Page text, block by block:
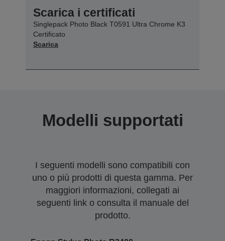
Scarica i certificati
Singlepack Photo Black T0591 Ultra Chrome K3
Certificato
Scarica
Modelli supportati
I seguenti modelli sono compatibili con
uno o più prodotti di questa gamma. Per
maggiori informazioni, collegati ai
seguenti link o consulta il manuale del
prodotto.